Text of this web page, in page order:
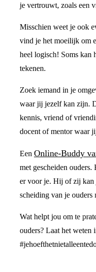
je vertrouwt, zoals een
Misschien weet je ook
vind je het moeilijk om
heel logisch! Soms kan
tekenen.
Zoek iemand in je
waar jij jezelf kan zijn.
kennis, vriend of
docent of mentor waar
Een Online-Buddy
met gescheiden
er voor je. Hij of zij kan
scheiding van je
Wat helpt jou om te
ouders? Laat het weten